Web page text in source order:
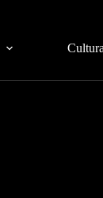
Cultura